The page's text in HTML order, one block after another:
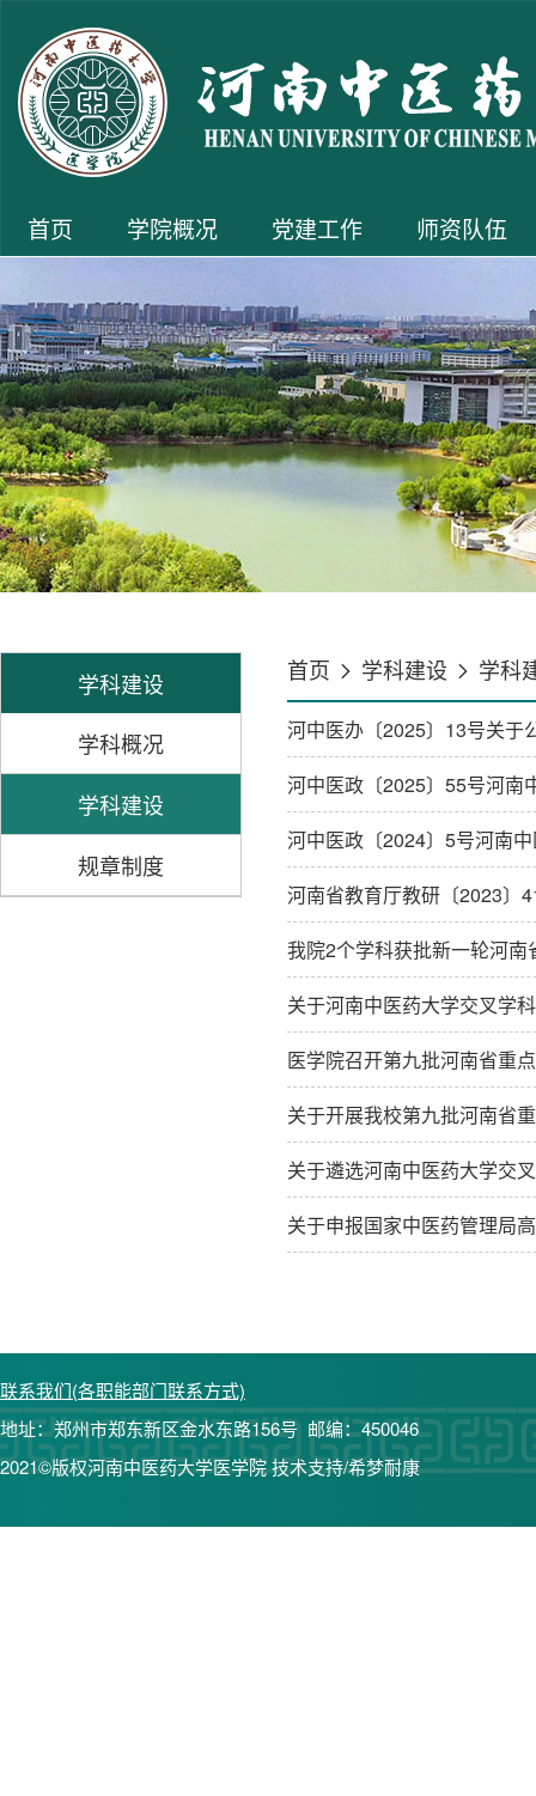
首页 学院概况 党建工作 师资队伍
学科建设
学科概况
学科建设
规章制度
首页 学科建设 学科
河中医办〔2025〕13号关于
河中医政〔2025〕55号河南
河中医政〔2024〕5号河南
河南省教育厅教研〔2023〕
我院2个学科获批新一轮河南
关于河南中医药大学交叉学
医学院召开第九批河南省重
关于开展我校第九批河南省
关于遴选河南中医药大学交
关于申报国家中医药管理局
联系我们(各职能部门联系方式)
地址：郑州市郑东新区金水东路156号 邮编：450046
2021©版权河南中医药大学医学院 技术支持/希梦耐康